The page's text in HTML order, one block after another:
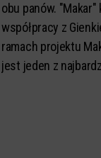
obu panów.
współpracy z
ramach projektu
jest jeden z